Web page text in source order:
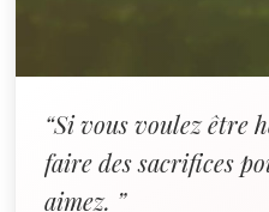
“Si vous voulez être
faire des sacrifices
aimez. ”